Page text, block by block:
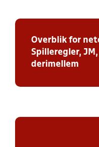
Overblik for
Spilleregler,
derimellem